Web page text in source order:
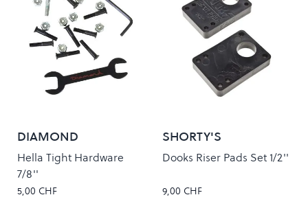
DIAMOND
Hella Tight Hardware
7/8''
5,00 CHF
SHORTY'S
Dooks Riser Pads Set 1/2''
9,00 CHF